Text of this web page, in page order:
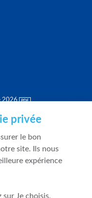
2026
privée
le bon
site. Ils nous
expérience
sur Je choisis.